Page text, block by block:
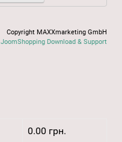
Copyright MAXXmarketing GmbH
JoomShopping Download & Support
0.00 грн.